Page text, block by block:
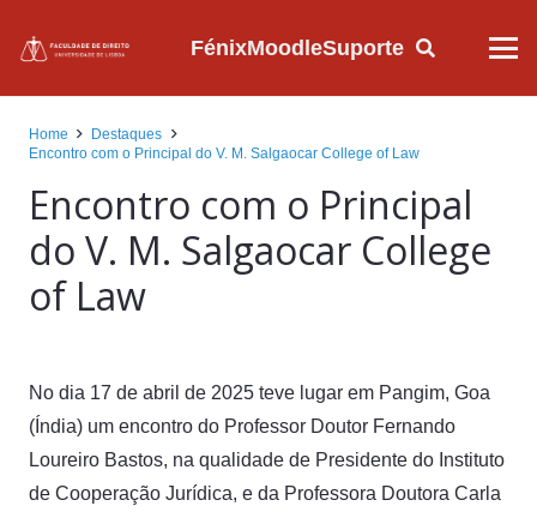
FénixMoodleSuporte
Home
Destaques
Encontro com o Principal do V. M. Salgaocar College of Law
Encontro com o Principal
do V. M. Salgaocar College
of Law
No dia 17 de abril de 2025 teve lugar em Pangim, Goa
(Índia) um encontro do Professor Doutor Fernando
Loureiro Bastos, na qualidade de Presidente do Instituto
de Cooperação Jurídica, e da Professora Doutora Carla